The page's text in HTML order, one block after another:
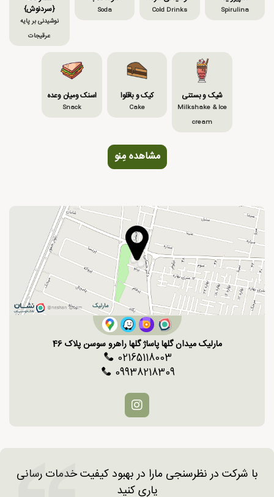
Spirulina
Cold Drinks
Soda
{سردنوش}
نوشیدنی بر پایه
عرقیجات
شیک و بستنی
Milkshake & Ice
cream
کیک و باقلوا
Cake
اسنک ومیان وعده
Snack
مشاهده مِنو
مارلیک میدان گلها پاساژ گلها راهرو سوسن پلاک 46
02165118003
09938218309
با شرکت در نظرسنجی مارا در بهبود کیفیت خدمات رسانی
یاری کنید